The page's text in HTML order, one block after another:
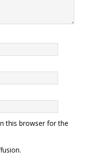
this browser for the